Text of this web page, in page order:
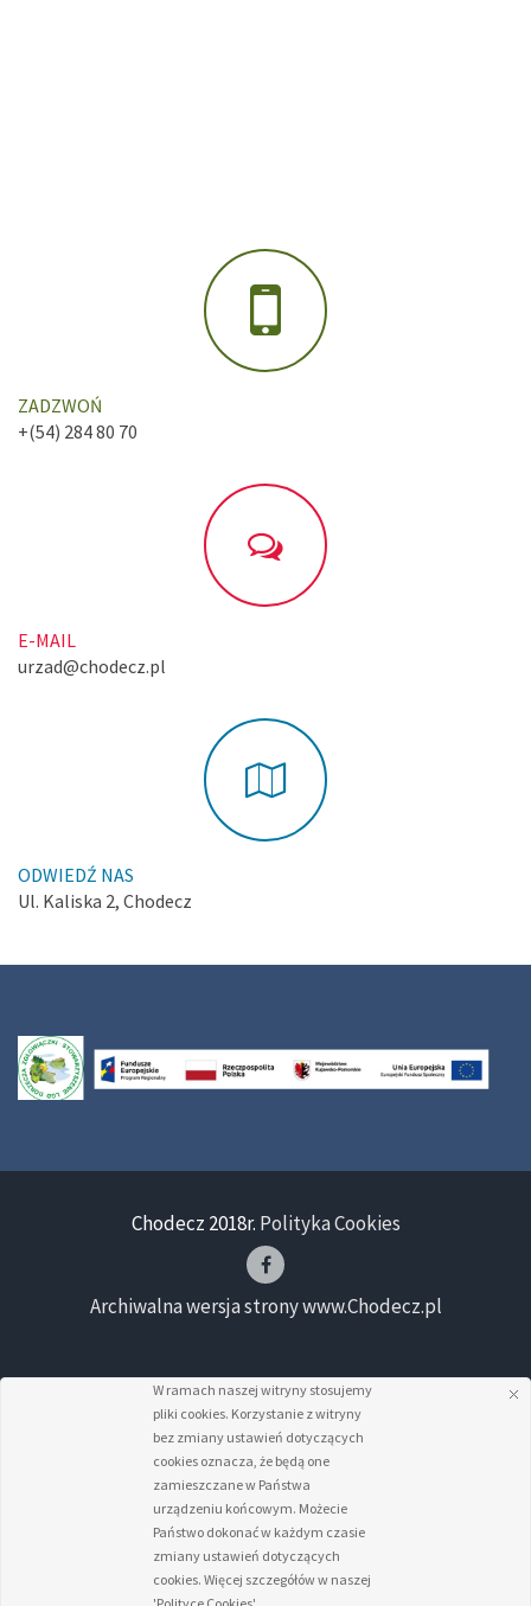
ZADZWOŃ
+(54) 284 80 70
E-MAIL
urzad@chodecz.pl
ODWIEDŹ NAS
Ul. Kaliska 2, Chodecz
Chodecz 2018r. Polityka Cookies
Archiwalna wersja strony www.Chodecz.pl
W ramach naszej witryny stosujemy
pliki cookies. Korzystanie z witryny
bez zmiany ustawień dotyczących
cookies oznacza, że będą one
zamieszczane w Państwa
urządzeniu końcowym. Możecie
Państwo dokonać w każdym czasie
zmiany ustawień dotyczących
cookies. Więcej szczegółów w naszej